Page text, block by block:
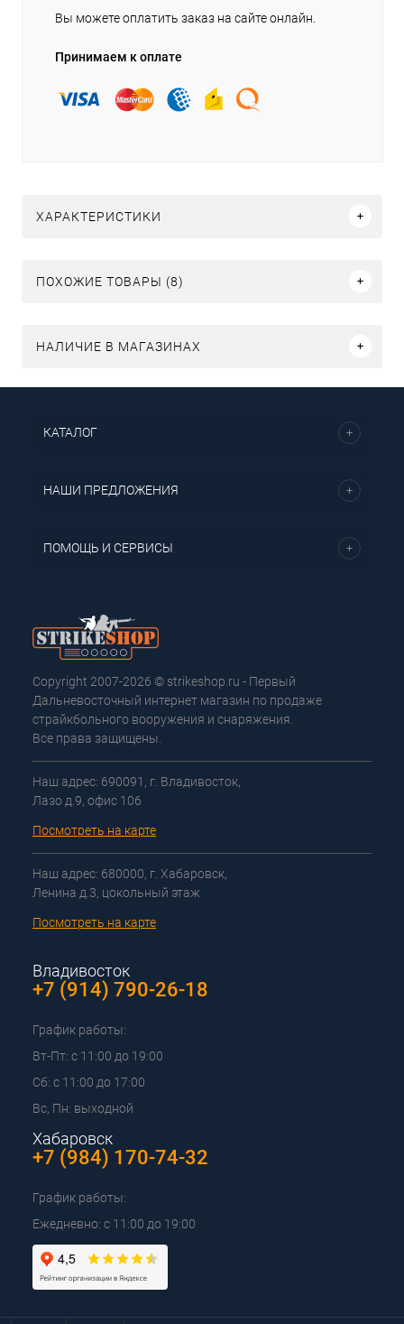
Вы можете оплатить заказ на сайте онлайн.
Принимаем к оплате
ХАРАКТЕРИСТИКИ
ПОХОЖИЕ ТОВАРЫ (8)
НАЛИЧИЕ В МАГАЗИНАХ
КАТАЛОГ
НАШИ ПРЕДЛОЖЕНИЯ
ПОМОЩЬ И СЕРВИСЫ
Copyright 2007-2026 © strikeshop.ru - Первый
Дальневосточный интернет магазин по продаже
страйкбольного вооружения и снаряжения.
Все права защищены.
Наш адрес: 690091, г. Владивосток,
Лазо д.9, офис 106
Посмотреть на карте
Наш адрес: 680000, г. Хабаровск,
Ленина д.3, цокольный этаж
Посмотреть на карте
Владивосток
+7 (914) 790-26-18
График работы:
Вт-Пт: с 11:00 до 19:00
Сб: с 11:00 до 17:00
Вс, Пн: выходной
Хабаровск
+7 (984) 170-74-32
График работы:
Ежедневно: с 11:00 до 19:00